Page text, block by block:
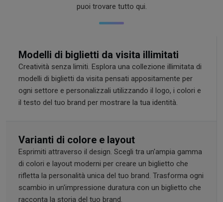
puoi trovare tutto qui.
Modelli di biglietti da visita illimitati
Creatività senza limiti. Esplora una collezione illimitata di
modelli di biglietti da visita pensati appositamente per
ogni settore e personalizzali utilizzando il logo, i colori e
il testo del tuo brand per mostrare la tua identità.
Varianti di colore e layout
Esprimiti attraverso il design. Scegli tra un'ampia gamma
di colori e layout moderni per creare un biglietto che
rifletta la personalità unica del tuo brand. Trasforma ogni
scambio in un'impressione duratura con un biglietto che
racconta la storia del tuo brand.